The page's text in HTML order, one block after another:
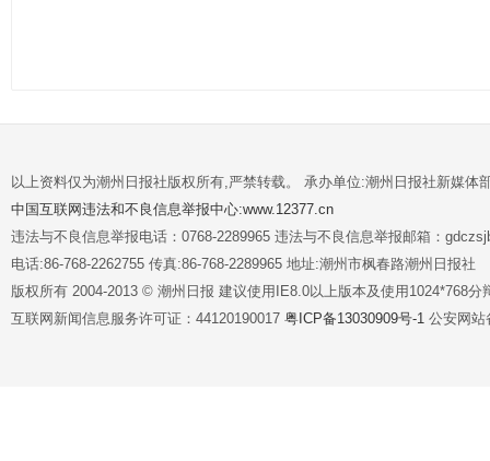
以上资料仅为潮州日报社版权所有,严禁转载。 承办单位:潮州日报社新媒体
中国互联网违法和不良信息举报中心:www.12377.cn
违法与不良信息举报电话：0768-2289965 违法与不良信息举报邮箱：
电话:86-768-2262755 传真:86-768-2289965 地址:潮州市枫春路潮州日报社
版权所有 2004-2013 © 潮州日报 建议使用IE8.0以上版本及使用1024*768分
互联网新闻信息服务许可证：44120190017 粤ICP备13030909号-1 公安网站